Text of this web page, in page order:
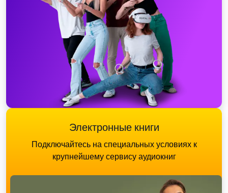
Электронные книги
Подключайтесь на специальных условиях к
крупнейшему сервису аудиокниг